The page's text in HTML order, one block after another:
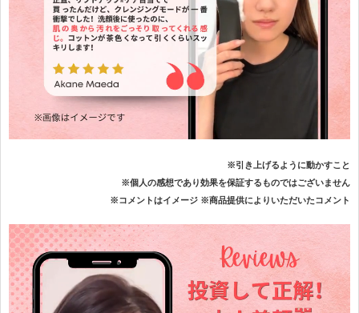
※引き上げるように動かすこと
※個人の感想であり効果を保証するものではございません
※コメントはイメージ ※商品提供によりいただいたコメント